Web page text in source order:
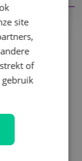
site
of